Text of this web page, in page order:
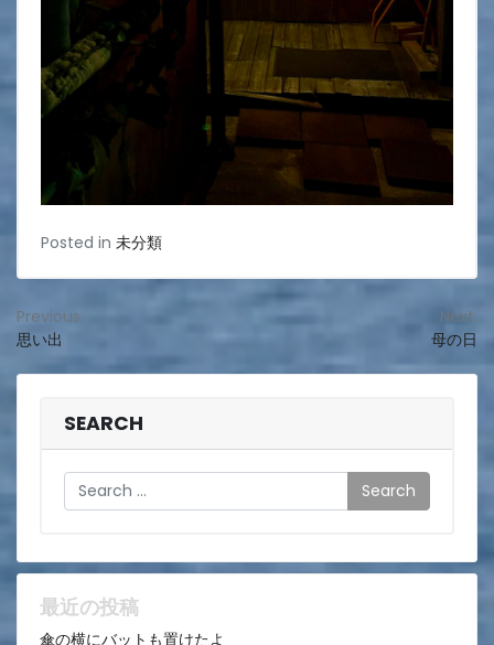
Posted in 未分類
投
稿
ナ
ー
ョ
ン
Previous:
思い出
Next:
母の日
SEARCH
Search
最近の投稿
傘の横にバットも置けたよ